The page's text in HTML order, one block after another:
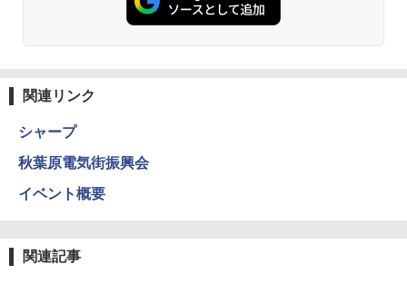
関連リンク
シャープ
秋葉原電気街振興会
イベント概要
関連記事